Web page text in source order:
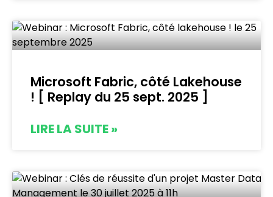
Microsoft Fabric, côté Lakehouse
! [ Replay du 25 sept. 2025 ]
LIRE LA SUITE »